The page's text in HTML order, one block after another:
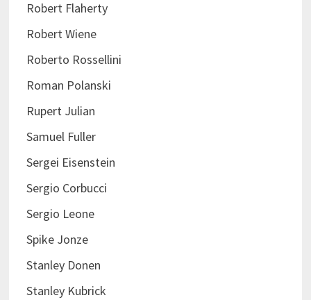
Robert Flaherty
Robert Wiene
Roberto Rossellini
Roman Polanski
Rupert Julian
Samuel Fuller
Sergei Eisenstein
Sergio Corbucci
Sergio Leone
Spike Jonze
Stanley Donen
Stanley Kubrick